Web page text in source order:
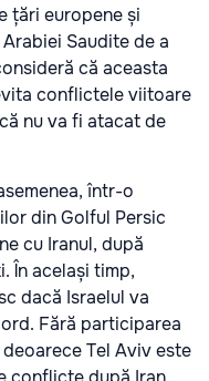
țări europene și
Saudite de a
că aceasta
conflictele viitoare
nu va fi atacat de
într-o
din Golful Persic
cu Iranul, după
În același timp,
dacă Israelul va
Fără participarea
Tel Aviv este